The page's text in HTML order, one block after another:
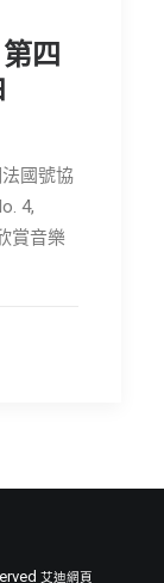
四
法國號協
4,
賞音樂
艾迪網頁